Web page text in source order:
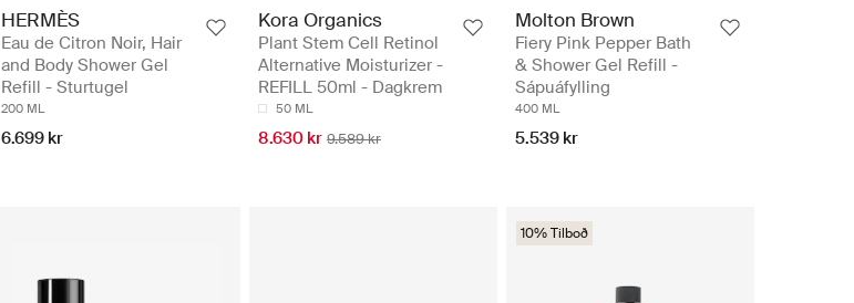
HERMÈS
Eau de Citron Noir, Hair
and Body Shower Gel
Refill - Sturtugel
200 ML
6.699 kr
Kora Organics
Plant Stem Cell Retinol
Alternative Moisturizer -
REFILL 50ml - Dagkrem
50 ML
8.630 kr 9.589 kr
Molton Brown
Fiery Pink Pepper Bath
& Shower Gel Refill -
Sápuáfylling
400 ML
5.539 kr
10% Tilboð